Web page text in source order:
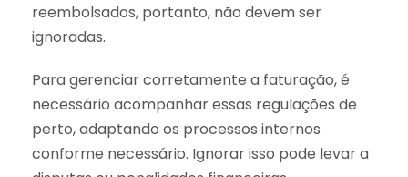
reembolsados, portanto, não devem ser
ignoradas.
Para gerenciar corretamente a faturação, é
necessário acompanhar essas regulações de
perto, adaptando os processos internos
conforme necessário. Ignorar isso pode levar a